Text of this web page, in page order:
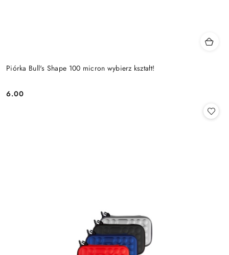
Piórka Bull's Shape 100 micron wybierz kształt!
Cena:
6.00